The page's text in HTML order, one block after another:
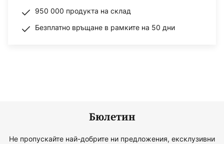
950 000 продукта на склад
Безплатно връщане в рамките на 50 дни
Бюлетин
Не пропускайте най-добрите ни предложения, ексклузивни